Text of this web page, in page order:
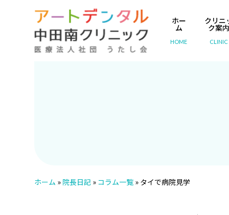
ホー
ム
HOME
クリニ
ク案
CLINIC
ホーム » 院長日記 » コラム一覧 » タイで病院見学